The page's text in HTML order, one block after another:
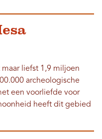
liefst 1,9 miljoen
archeologische
een voorliefde voor
heeft dit gebied